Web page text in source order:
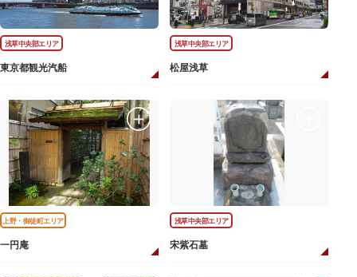
浅草中央部エリア
東京都観光汽船
浅草中央部エリア
松屋浅草
上野・御徒町エリア
一円庵
浅草中央部エリア
宋紫石墓